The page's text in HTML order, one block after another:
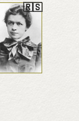
🇷🇸